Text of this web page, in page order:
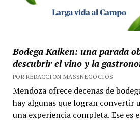
Bodega Kaiken: una parada
descubrir el vino y la
POR REDACCIÓN MASSNEGOCIOS
Mendoza ofrece decenas de
hay algunas que logran convertir
una experiencia completa. Ese es